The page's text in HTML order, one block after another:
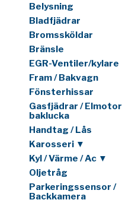
Belysning
Bladfjädrar
Bromssköldar
Bränsle
EGR-Ventiler/kylare
Fram / Bakvagn
Fönsterhissar
Gasfjädrar / Elmotor
baklucka
Handtag / Lås
Karosseri ▼
Kyl / Värme / Ac ▼
Oljetråg
Parkeringssensor /
Backkamera